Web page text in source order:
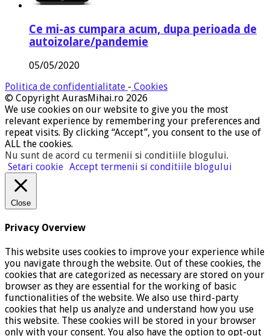
Ce mi-as cumpara acum, dupa perioada de
autoizolare/pandemie
05/05/2020
Politica de confidentialitate - Cookies
© Copyright AurasMihai.ro 2026
We use cookies on our website to give you the most
relevant experience by remembering your preferences and
repeat visits. By clicking “Accept”, you consent to the use of
ALL the cookies.
Nu sunt de acord cu termenii si conditiile blogului.
Setari cookie Accept termenii si conditiile blogului
Close
Privacy Overview
This website uses cookies to improve your experience while
you navigate through the website. Out of these cookies, the
cookies that are categorized as necessary are stored on your
browser as they are essential for the working of basic
functionalities of the website. We also use third-party
cookies that help us analyze and understand how you use
this website. These cookies will be stored in your browser
only with your consent. You also have the option to opt-out